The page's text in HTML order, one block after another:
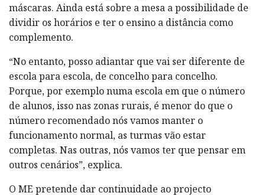
máscaras. Ainda está sobre a mesa a possibilidade de
dividir os horários e ter o ensino a distância como
complemento.
“No entanto, posso adiantar que vai ser diferente de
escola para escola, de concelho para concelho.
Porque, por exemplo numa escola em que o número
de alunos, isso nas zonas rurais, é menor do que o
número recomendado nós vamos manter o
funcionamento normal, as turmas vão estar
completas. Nas outras, nós vamos ter que pensar em
outros cenários”, explica.
O ME pretende dar continuidade ao projecto